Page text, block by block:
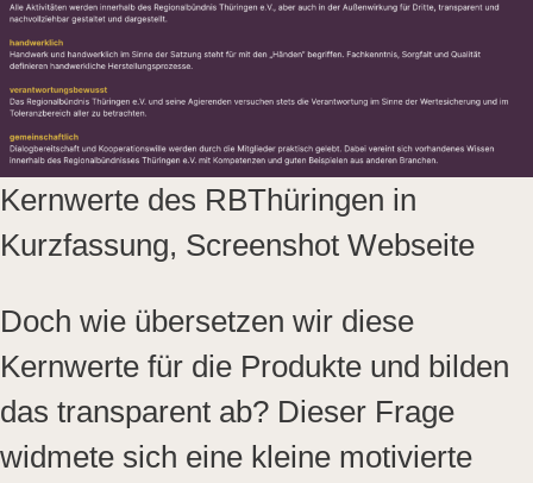
Kernwerte des RBThüringen in
Kurzfassung, Screenshot Webseite
Doch wie übersetzen wir diese
Kernwerte für die Produkte und bilden
das transparent ab? Dieser Frage
widmete sich eine kleine motivierte